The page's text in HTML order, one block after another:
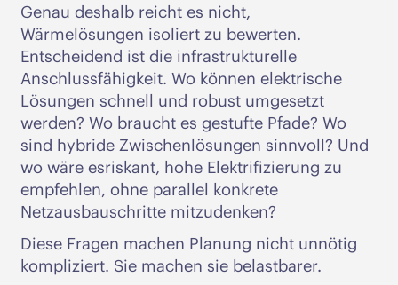
Genau deshalb reicht es nicht,
Wärmelösungen isoliert zu bewerten.
Entscheidend ist die infrastrukturelle
Anschlussfähigkeit. Wo können elektrische
Lösungen schnell und robust umgesetzt
werden? Wo braucht es gestufte Pfade? Wo
sind hybride Zwischenlösungen sinnvoll? Und
wo wäre esriskant, hohe Elektrifizierung zu
empfehlen, ohne parallel konkrete
Netzausbauschritte mitzudenken?
Diese Fragen machen Planung nicht unnötig
kompliziert. Sie machen sie belastbarer.